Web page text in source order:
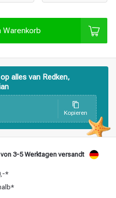
Haarfärbung
Warenkorb
alles van Redken,
Kopieren
3-5 Werktagen versandt
*